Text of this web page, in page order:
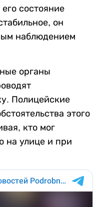
состояние
он
наблюдением
органы
Полицейские
этого
кто мог
на улице и при